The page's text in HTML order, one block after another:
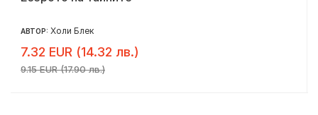
АВТОР: Холи Блек
7.32 EUR (14.32 лв.)
9.15 EUR (17.90 лв.)